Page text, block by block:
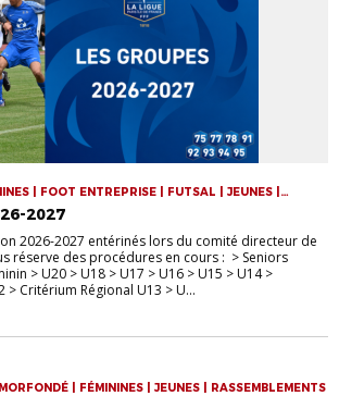
| FOOT ENTREPRISE | FUTSAL | JEUNES |
2027
2026-2027 entérinés lors du comité directeur de
réserve des procédures en cours : > Seniors
> U20 > U18 > U17 > U16 > U15 > U14 >
> Critérium Régional U13 > U...
| FÉMININES | JEUNES | RASSEMBLEMENTS